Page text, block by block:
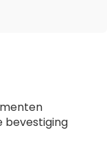
bevestiging